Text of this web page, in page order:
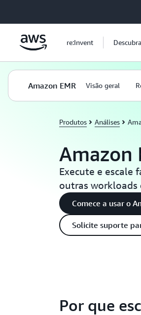
re:Invent
Amazon EMR Visão geral
Produtos Análises
Amazon
Execute e escale
outras workloads
Comece a usar o
Solicite suporte
Por que